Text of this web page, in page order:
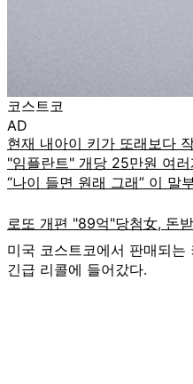
코스트코
AD
미국 코스트코에서 판매되
긴급 리콜에 들어갔다.